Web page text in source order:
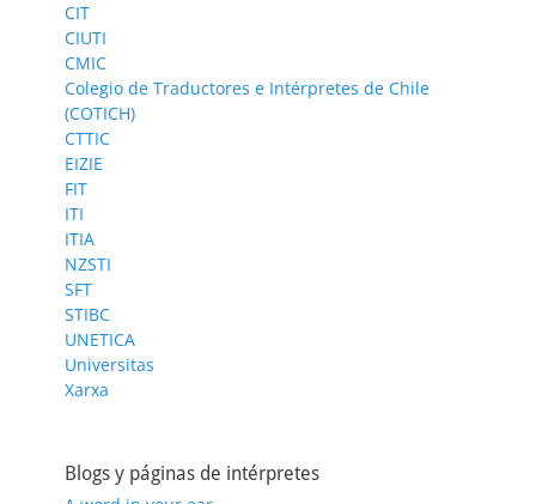
CIT
CIUTI
CMIC
Colegio de Traductores e Intérpretes de Chile
(COTICH)
CTTIC
EIZIE
FIT
ITI
ITIA
NZSTI
SFT
STIBC
UNETICA
Universitas
Xarxa
Blogs y páginas de intérpretes